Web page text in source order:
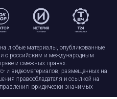
любые материалы, опубликованные
с российским и международным
и смежных правах.
и видеоматериалов, размещенных на
правообладателя и ссылкой на
юридически значимых